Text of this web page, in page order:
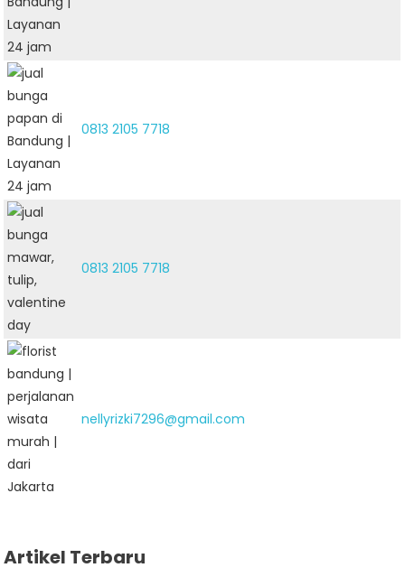
0813 2105 7718
0813 2105 7718
nellyrizki7296@gmail.com
Artikel Terbaru